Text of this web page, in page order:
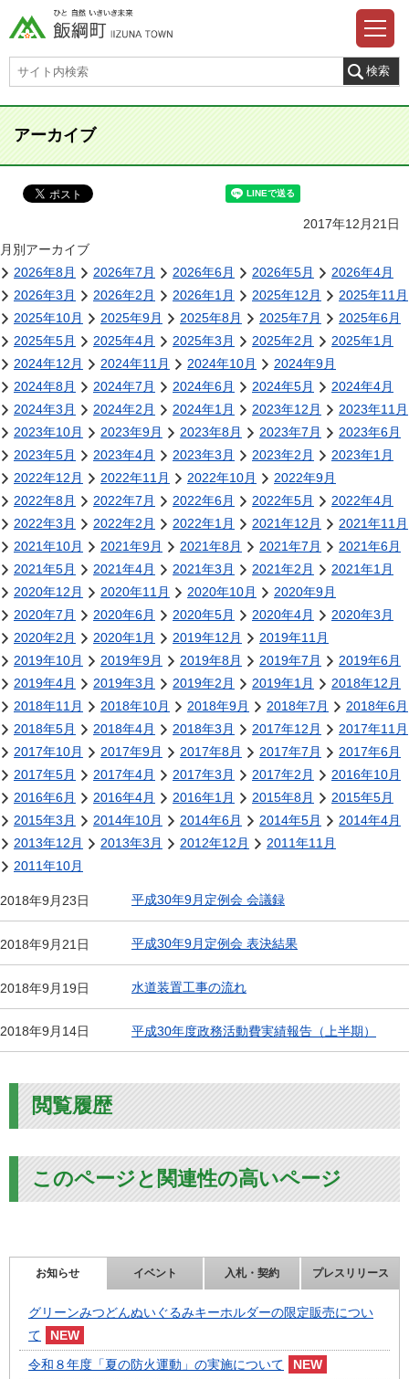
アーカイブ
2017年12月21日
月別アーカイブ
2026年8月
2026年7月 2026年6月 2026年5月
2026年4月
2026年3月
2026年2月 2026年1月 2025年12月
2025年11月
2025年10月
2025年9月 2025年8月 2025年7月
2025年6月
2025年5月
2025年4月 2025年3月 2025年2月
2025年1月
2024年12月
2024年11月 2024年10月
2024年9月
2024年8月
2024年7月 2024年6月 2024年5月
2024年4月
2024年3月
2024年2月 2024年1月 2023年12月
2023年11月
2023年10月
2023年9月 2023年8月 2023年7月
2023年6月
2023年5月
2023年4月 2023年3月 2023年2月
2023年1月
2022年12月
2022年11月 2022年10月
2022年9月
2022年8月
2022年7月 2022年6月 2022年5月
2022年4月
2022年3月
2022年2月 2022年1月 2021年12月
2021年11月
2021年10月
2021年9月 2021年8月 2021年7月
2021年6月
2021年5月
2021年4月 2021年3月 2021年2月
2021年1月
2020年12月
2020年11月 2020年10月
2020年9月
2020年7月
2020年6月 2020年5月 2020年4月
2020年3月
2020年2月
2020年1月 2019年12月
2019年11月
2019年10月
2019年9月 2019年8月 2019年7月
2019年6月
2019年4月
2019年3月 2019年2月 2019年1月
2018年12月
2018年11月
2018年10月 2018年9月 2018年7月
2018年6月
2018年5月
2018年4月 2018年3月 2017年12月
2017年11月
2017年10月
2017年9月 2017年8月 2017年7月
2017年6月
2017年5月
2017年4月 2017年3月 2017年2月
2016年10月
2016年6月
2016年4月 2016年1月 2015年8月
2015年5月
2015年3月
2014年10月 2014年6月 2014年5月
2014年4月
2013年12月
2013年3月 2012年12月
2011年11月
2011年10月
2018年9月23日 平成30年9月定例会 会議録
2018年9月21日 平成30年9月定例会 表決結果
2018年9月19日 水道装置工事の流れ
2018年9月14日 平成30年度政務活動費実績報告（上半期）
閲覧履歴
このページと関連性の高いページ
お知らせ イベント 入札・契約 プレスリリース
グリーンみつどんぬいぐるみキーホルダーの限定販売につい
て
令和８年度「夏の防火運動」の実施について